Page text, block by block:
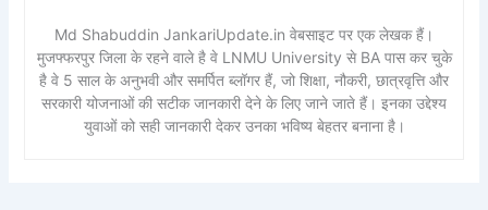
Md Shabuddin JankariUpdate.in वेबसाइट पर एक लेखक हैं।
मुजफ्फरपुर जिला के रहने वाले है वे LNMU University से BA पास कर चुके
है वे 5 साल के अनुभवी और समर्पित ब्लॉगर हैं, जो शिक्षा, नौकरी, छात्रवृत्ति और
सरकारी योजनाओं की सटीक जानकारी देने के लिए जाने जाते हैं। इनका उद्देश्य
युवाओं को सही जानकारी देकर उनका भविष्य बेहतर बनाना है।